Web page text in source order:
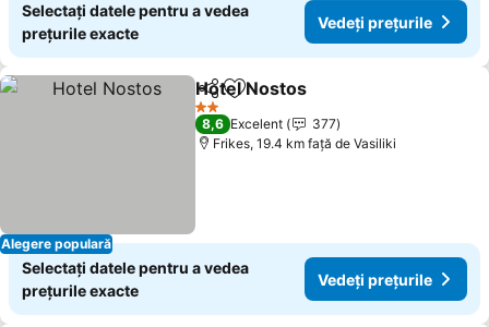
Selectați datele pentru a vedea
prețurile exacte
Vedeți prețurile
Alegere populară
DistribuițiAdăugaţi la favorite
Hotel Nostos
2 Stele
8,6 Excelent
377
Frikes, 19.4 km faţă de Vasiliki
Selectați datele pentru a vedea
prețurile exacte
Vedeți prețurile